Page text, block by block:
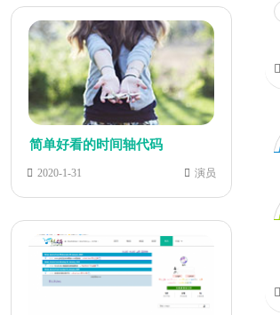
简单好看的时间轴代码
2020-1-31 演员